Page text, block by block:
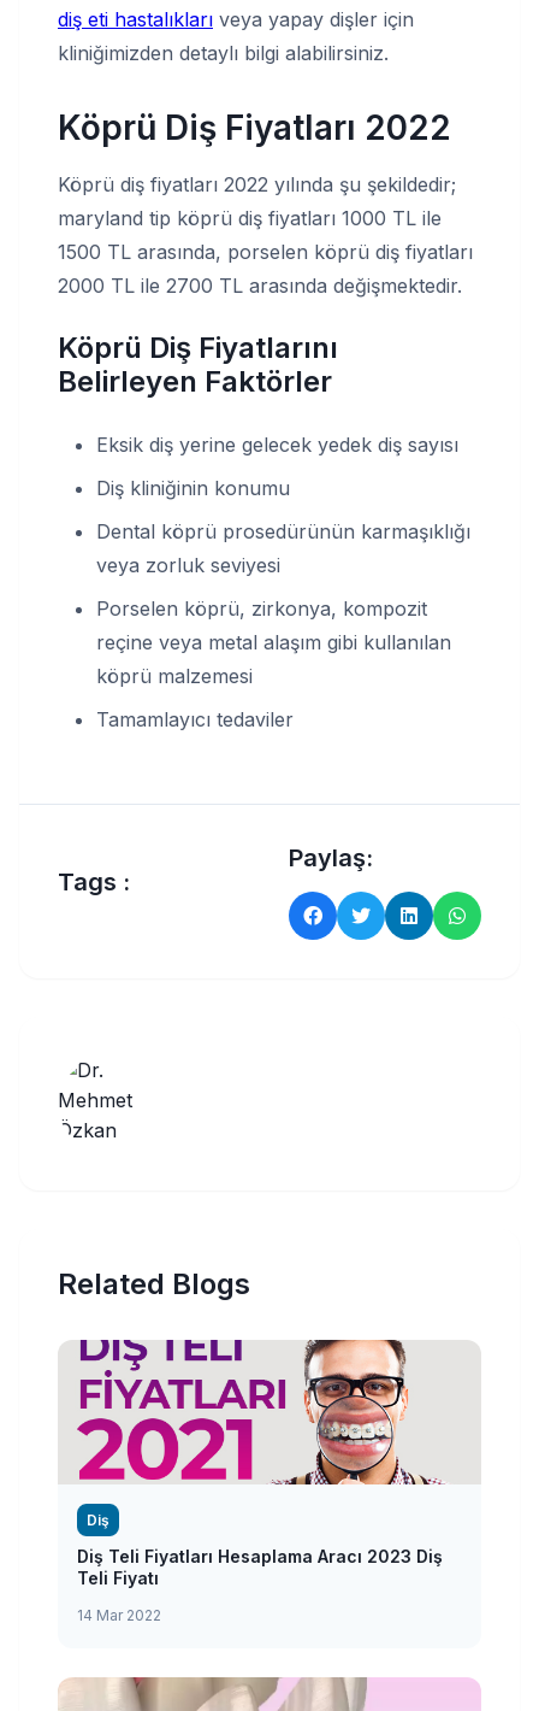
diş eti hastalıkları veya yapay dişler için
kliniğimizden detaylı bilgi alabilirsiniz.
Köprü Diş Fiyatları 2022
Köprü diş fiyatları 2022 yılında şu şekildedir;
maryland tip köprü diş fiyatları 1000 TL ile
1500 TL arasında, porselen köprü diş fiyatları
2000 TL ile 2700 TL arasında değişmektedir.
Köprü Diş Fiyatlarını
Belirleyen Faktörler
Eksik diş yerine gelecek yedek diş sayısı
Diş kliniğinin konumu
Dental köprü prosedürünün karmaşıklığı
veya zorluk seviyesi
Porselen köprü, zirkonya, kompozit
reçine veya metal alaşım gibi kullanılan
köprü malzemesi
Tamamlayıcı tedaviler
Tags :
Paylaş:
Related Blogs
Diş
Diş Teli Fiyatları Hesaplama Aracı 2023 Diş
Teli Fiyatı
14 Mar 2022